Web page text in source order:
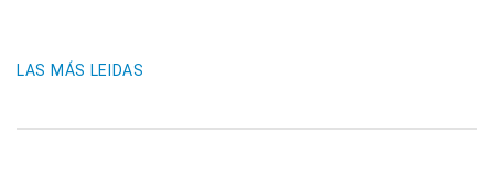
LAS MÁS LEIDAS